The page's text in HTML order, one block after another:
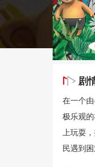
剧
在一个
极乐观
上玩耍
民遇到